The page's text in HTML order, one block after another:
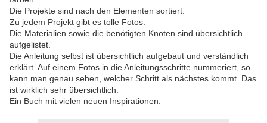
Die Projekte sind nach den Elementen sortiert.
Zu jedem Projekt gibt es tolle Fotos.
Die Materialien sowie die benötigten Knoten sind übersichtlich
aufgelistet.
Die Anleitung selbst ist übersichtlich aufgebaut und verständlich
erklärt. Auf einem Fotos in die Anleitungsschritte nummeriert, so
kann man genau sehen, welcher Schritt als nächstes kommt. Das
ist wirklich sehr übersichtlich.
Ein Buch mit vielen neuen Inspirationen.